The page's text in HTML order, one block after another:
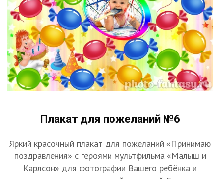
Плакат для пожеланий №6
Яркий красочный плакат для пожеланий «Принимаю
поздравления» с героями мультфильма «Малыш и
Карлсон» для фотографии Вашего ребёнка и